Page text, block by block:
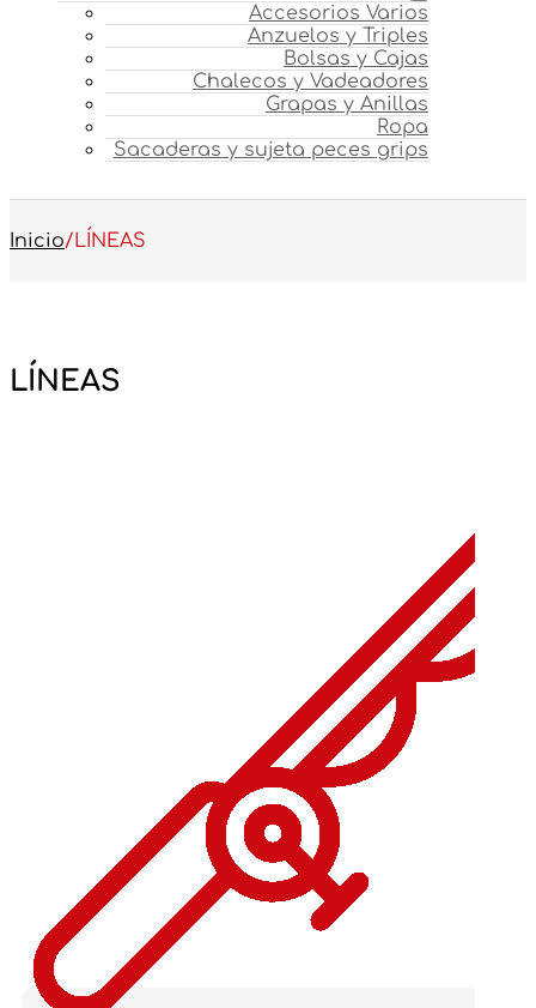
Accesorios Varios
Anzuelos y Triples
Bolsas y Cajas
Chalecos y Vadeadores
Grapas y Anillas
Ropa
Sacaderas y sujeta peces grips
Inicio/LÍNEAS
LÍNEAS